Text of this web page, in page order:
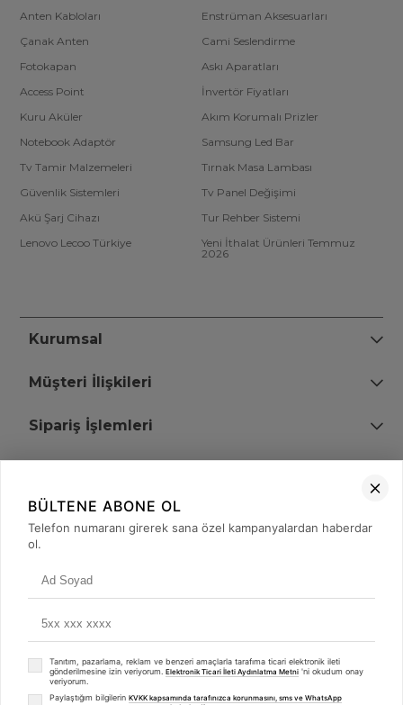
Anten Kabloları
Enstrüman Aksesuarları
Çanak Anten
Cami Seslendirme
Fotokapan
Askı Aparatları
Access Point
İnvertör Fiyatları
Kuru Aküler
Akım Korumalı Prizler
Notebook Adaptör
Samsung Led Bar
Tv Tamir Malzemeleri
Tırnak Masa Lambası
Güvenlik Sistemleri
Tv Panel Değişimi
Akü Şarj Cihazı
Tur Rehber Sistemi
Lenovo Lecoo Türkiye
Yeni İthalat Ürünleri Temmuz
2026
Kurumsal
Müşteri İlişkileri
Sipariş İşlemleri
+90 (850) 473 08 08
BÜLTENE ABONE OL
Telefon numaranı girerek sana özel kampanyalardan haberdar
ol.
Tanıtım, pazarlama, reklam ve benzeri amaçlarla tarafıma ticari elektronik ileti
gönderilmesine izin veriyorum. Elektronik Ticari İleti Aydınlatma Metni 'ni okudum onay
veriyorum.
Paylaştığım bilgilerin KVKK kapsamında tarafınızca korunmasını, sms ve WhatsApp